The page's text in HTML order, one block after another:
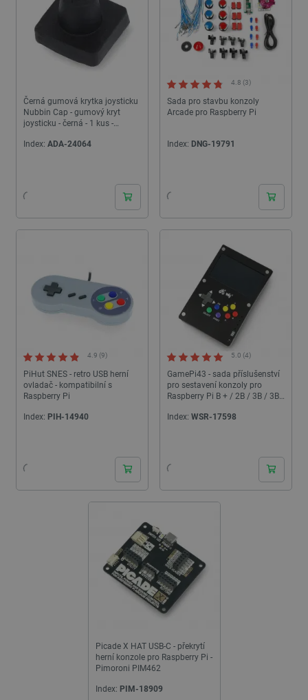
Černá gumová krytka joysticku
Nubbin Cap - gumový kryt
joysticku - černá - 1 kus -
Index: ADA-24064
Sada pro stavbu konzoly
Arcade pro Raspberry Pi
4.8 (3)
Index: DNG-19791
PiHut SNES - retro USB herní
ovladač - kompatibilní s
Raspberry Pi
4.9 (9)
Index: PIH-14940
GamePi43 - sada příslušenství
pro sestavení konzoly pro
Raspberry Pi B + / 2B / 3B / 3B
5.0 (4)
Index: WSR-17598
Picade X HAT USB-C - překrytí
herní konzole pro Raspberry Pi -
Pimoroni PIM462
Index: PIM-18909